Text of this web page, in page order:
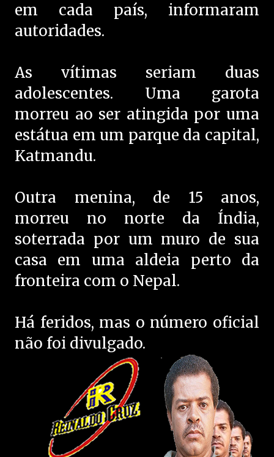
em cada país, informaram
autoridades.
As vítimas seriam duas
adolescentes. Uma garota
morreu ao ser atingida por uma
estátua em um parque da capital,
Katmandu.
Outra menina, de 15 anos,
morreu no norte da Índia,
soterrada por um muro de sua
casa em uma aldeia perto da
fronteira com o Nepal.
Há feridos, mas o número oficial
não foi divulgado.